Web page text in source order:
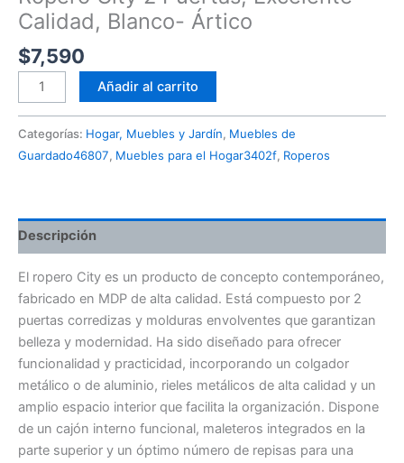
Calidad, Blanco- Ártico
$7,590
Añadir al carrito
Categorías: Hogar, Muebles y Jardín, Muebles de
Guardado46807, Muebles para el Hogar3402f, Roperos
Descripción
El ropero City es un producto de concepto contemporáneo,
fabricado en MDP de alta calidad. Está compuesto por 2
puertas corredizas y molduras envolventes que garantizan
belleza y modernidad. Ha sido diseñado para ofrecer
funcionalidad y practicidad, incorporando un colgador
metálico o de aluminio, rieles metálicos de alta calidad y un
amplio espacio interior que facilita la organización. Dispone
de un cajón interno funcional, maleteros integrados en la
parte superior y un óptimo número de repisas para una